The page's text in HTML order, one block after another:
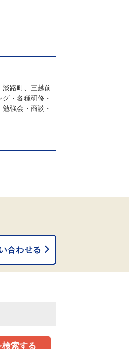
淡路町、三越前
・各種研修・
強会・商談・
検索する